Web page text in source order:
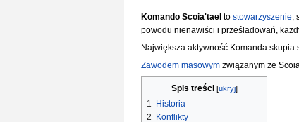
Komando Scoia'tael to stowarzyszenie
powodu nienawiści i prześladowań,
Największa aktywność Komanda skupia
Zawodem masowym związanym ze
Spis treści
1
Historia
2
Konflikty